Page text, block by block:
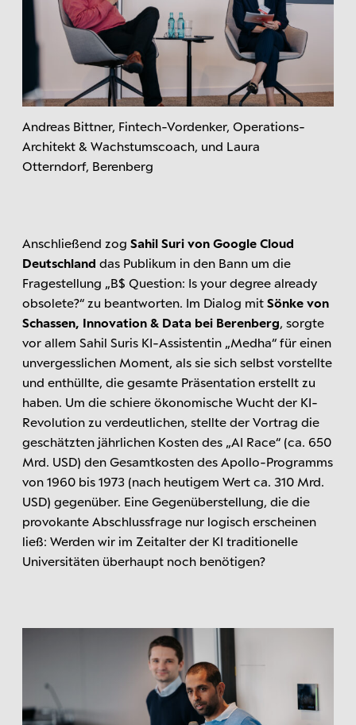
Andreas Bittner, Fintech-Vordenker, Operations-
Architekt & Wachstumscoach, und Laura
Otterndorf, Berenberg
Anschließend zog Sahil Suri von Google Cloud
Deutschland das Publikum in den Bann um die
Fragestellung „B$ Question: Is your degree already
obsolete?“ zu beantworten. Im Dialog mit Sönke von
Schassen, Innovation & Data bei Berenberg, sorgte
vor allem Sahil Suris KI-Assistentin „Medha“ für einen
unvergesslichen Moment, als sie sich selbst vorstellte
und enthüllte, die gesamte Präsentation erstellt zu
haben. Um die schiere ökonomische Wucht der KI-
Revolution zu verdeutlichen, stellte der Vortrag die
geschätzten jährlichen Kosten des „AI Race“ (ca. 650
Mrd. USD) den Gesamtkosten des Apollo-Programms
von 1960 bis 1973 (nach heutigem Wert ca. 310 Mrd.
USD) gegenüber. Eine Gegenüberstellung, die die
provokante Abschlussfrage nur logisch erscheinen
ließ: Werden wir im Zeitalter der KI traditionelle
Universitäten überhaupt noch benötigen?